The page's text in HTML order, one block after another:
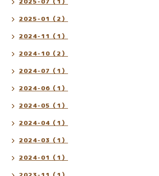
2025-01（2）
2024-11（1）
2024-10（2）
2024-07（1）
2024-06（1）
2024-05（1）
2024-04（1）
2024-03（1）
2024-01（1）